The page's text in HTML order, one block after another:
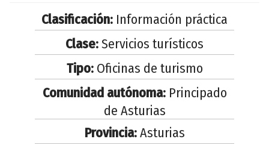
Clasificación: Información práctica
Clase:Servicios turísticos
Tipo:Oficinas de turismo
Comunidad autónoma:Principado
de Asturias
Provincia:Asturias